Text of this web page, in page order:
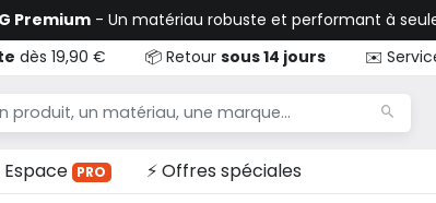
Premium - Un matériau robuste et performant à
dès 19,90 € 📦 Retour sous 14 jours ✉️
Espace PRO ⚡ Offres spéciales